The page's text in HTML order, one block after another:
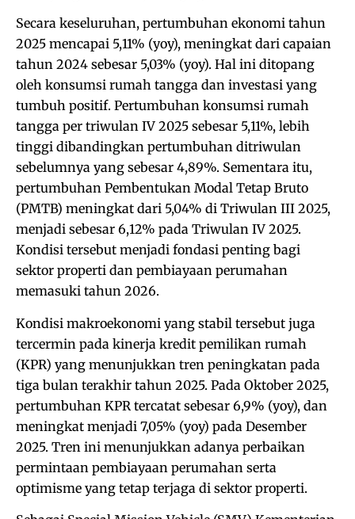
Secara keseluruhan, pertumbuhan ekonomi tahun
2025 mencapai 5,11% (yoy), meningkat dari capaian
tahun 2024 sebesar 5,03% (yoy). Hal ini ditopang
oleh konsumsi rumah tangga dan investasi yang
tumbuh positif. Pertumbuhan konsumsi rumah
tangga per triwulan IV 2025 sebesar 5,11%, lebih
tinggi dibandingkan pertumbuhan ditriwulan
sebelumnya yang sebesar 4,89%. Sementara itu,
pertumbuhan Pembentukan Modal Tetap Bruto
(PMTB) meningkat dari 5,04% di Triwulan III 2025,
menjadi sebesar 6,12% pada Triwulan IV 2025.
Kondisi tersebut menjadi fondasi penting bagi
sektor properti dan pembiayaan perumahan
memasuki tahun 2026.
Kondisi makroekonomi yang stabil tersebut juga
tercermin pada kinerja kredit pemilikan rumah
(KPR) yang menunjukkan tren peningkatan pada
tiga bulan terakhir tahun 2025. Pada Oktober 2025,
pertumbuhan KPR tercatat sebesar 6,9% (yoy), dan
meningkat menjadi 7,05% (yoy) pada Desember
2025. Tren ini menunjukkan adanya perbaikan
permintaan pembiayaan perumahan serta
optimisme yang tetap terjaga di sektor properti.